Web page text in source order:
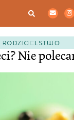
RODZICIELSTWO
Nie